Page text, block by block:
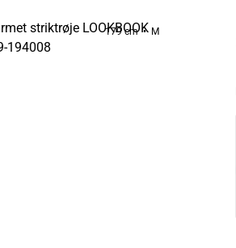
179 cm • M